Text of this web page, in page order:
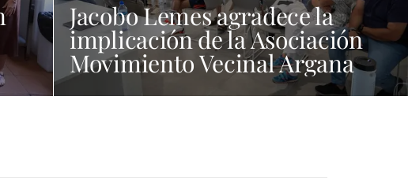
Jacobo Lemes agradece la
implicación de la Asociación
Movimiento Vecinal Argana
Viva en la lucha contra los